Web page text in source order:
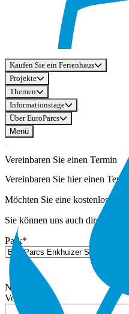
Kaufen Sie ein Ferienhaus
Projekte
Themen
Informationstage
Über EuroParcs
Menü
Vereinbaren Sie einen Termin
Vereinbaren Sie hier einen
Möchten Sie eine kostenlose
Sie können uns auch direkt
Park*
Name
Vorname